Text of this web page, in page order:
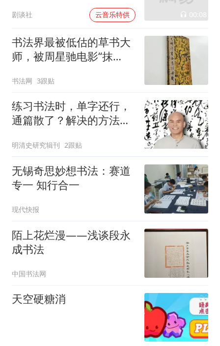
剧谈社 云音乐特供 00:08
书法界最被低估的草书大
师，被周星驰电影“抹
一！
书法网 3跟贴
练习书法时，单字还行，
通篇散了？解决的方法在
明清史研究辑刊 2跟贴
无锡奇思妙想书法：赛道
专一 知行合一
现代快报
陌上花烂漫——浅谈段永
成书法
中国书法网
天空硬糖消